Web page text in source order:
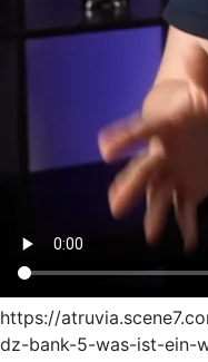
https://
dz-bank-5-was-ist-ein-